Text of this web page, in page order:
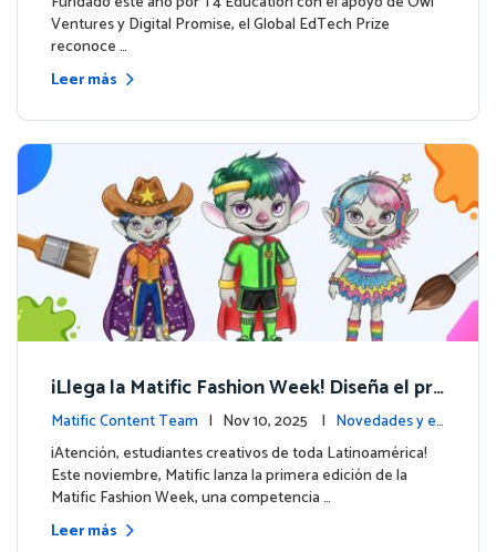
Ventures y Digital Promise, el Global EdTech Prize
reconoce …
Leer más
¡Llega la Matific Fashion Week! Diseña el pró
ximo look de nuestros personajes
Matific Content Team | Nov 10, 2025 | Novedades y ev
entos
¡Atención, estudiantes creativos de toda Latinoamérica!
Este noviembre, Matific lanza la primera edición de la
Matific Fashion Week, una competencia …
Leer más